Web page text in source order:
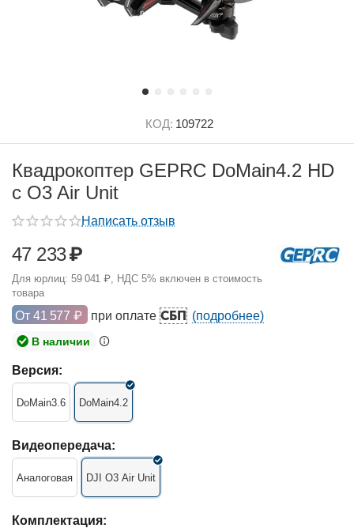
КОД: 109722
Квадрокоптер GEPRC DoMain4.2 HD
с O3 Air Unit
Написать отзыв
47 233₽
Для юрлиц: 59 041 ₽, НДС 5% включен в стоимость
товара
От 41 577 ₽ при оплатеСБП (подробнее)
В наличии
Версия:
DoMain3.6 DoMain4.2
Видеопередача:
Аналоговая DJI O3 Air Unit
Комплектация: